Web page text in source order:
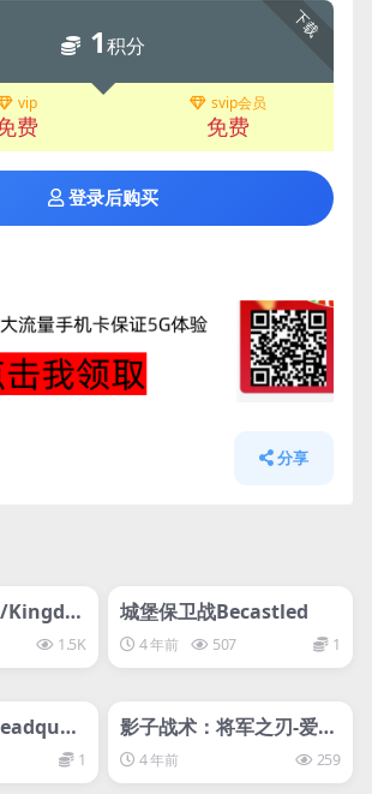
下载
1积分
vip
费
svip会员
免费
登录后购买
分享
svip专属
/Kingdo
国两位
1.5K
svip专属
城堡保卫战Becastled
4 年前 507 1
svip专属
IIlxi
1
svip专属
影子战术：将军之刃-爱子
的选择/Shadow Tactics:
Blades of the Shogun –
4 年前 259